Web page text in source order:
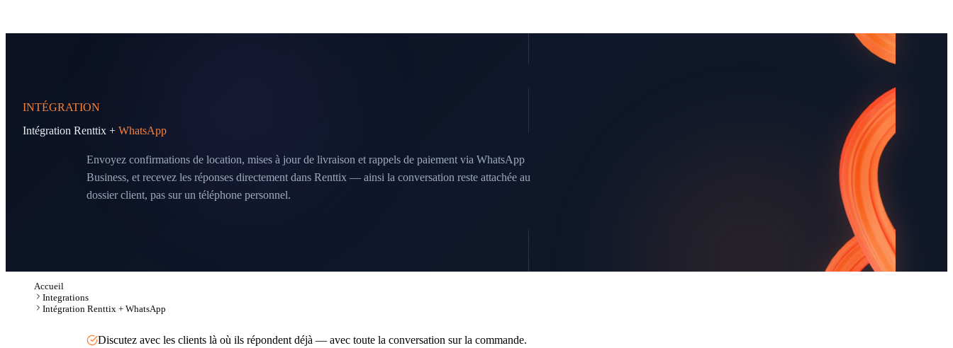
INTÉGRATION
Intégration Renttix + WhatsApp
Envoyez confirmations de location, mises à jour de livraison et rappels de paiement via WhatsApp
Business, et recevez les réponses directement dans Renttix — ainsi la conversation reste attachée au
dossier client, pas sur un téléphone personnel.
Accueil
Integrations
Intégration Renttix + WhatsApp
Discutez avec les clients là où ils répondent déjà — avec toute la conversation sur la commande.